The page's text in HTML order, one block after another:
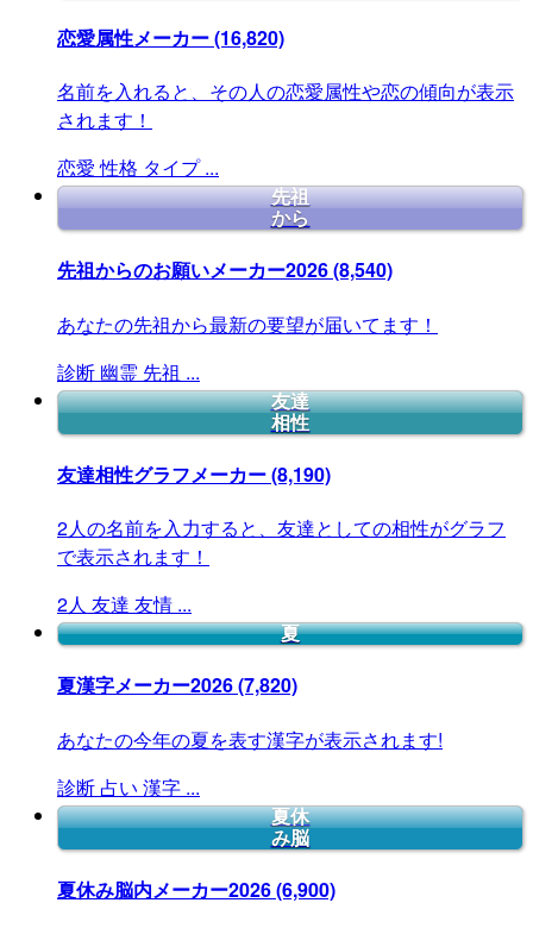
恋愛属性メーカー(16,820)
名前を入れると、その人の恋愛属性や恋の傾向が表示
されます！
恋愛 性格 タイプ ...
先祖
から
先祖からのお願いメーカー2026(8,540)
あなたの先祖から最新の要望が届いてます！
診断 幽霊 先祖 ...
友達
相性
友達相性グラフメーカー(8,190)
2人の名前を入力すると、友達としての相性がグラフ
で表示されます！
2人 友達 友情 ...
夏
夏漢字メーカー2026(7,820)
あなたの今年の夏を表す漢字が表示されます!
診断 占い 漢字 ...
夏休
み脳
夏休み脳内メーカー2026(6,900)